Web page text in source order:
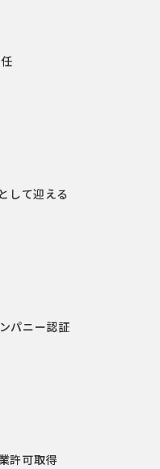
して迎える
パニー認証
許可取得